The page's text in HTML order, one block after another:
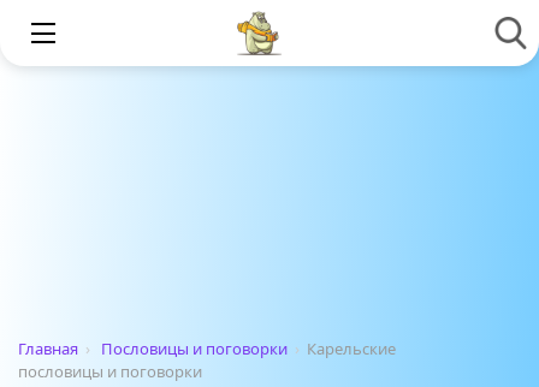
Главная › Пословицы и поговорки › Карельские
пословицы и поговорки